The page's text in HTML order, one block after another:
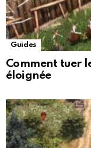
Guides
Comment tuer
éloignée